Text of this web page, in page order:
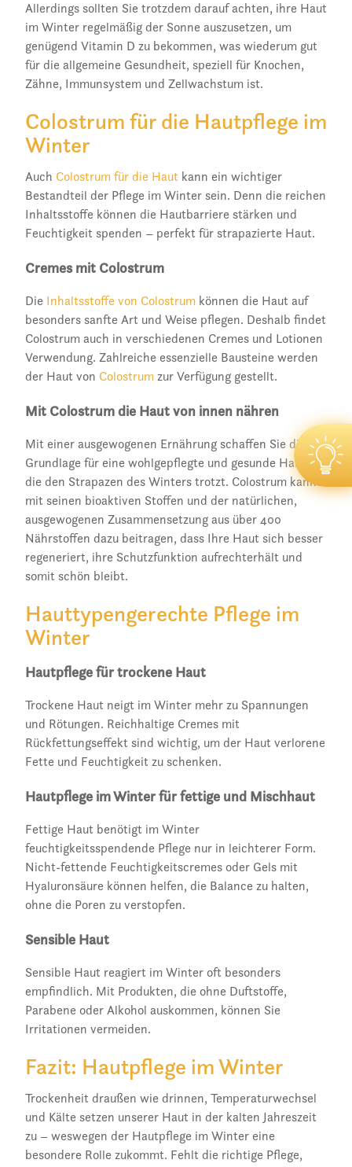
Allerdings sollten Sie trotzdem darauf achten, ihre Haut
im Winter regelmäßig der Sonne auszusetzen, um
genügend Vitamin D zu bekommen, was wiederum gut
für die allgemeine Gesundheit, speziell für Knochen,
Zähne, Immunsystem und Zellwachstum ist.
Colostrum für die Hautpflege im
Winter
Auch Colostrum für die Hautkann ein wichtiger
Bestandteil der Pflege im Winter sein. Denn die reichen
Inhaltsstoffe können die Hautbarriere stärken und
Feuchtigkeit spenden – perfekt für strapazierte Haut.
Cremes mit Colostrum
Die Inhaltsstoffe von Colostrumkönnen die Haut auf
besonders sanfte Art und Weise pflegen. Deshalb findet
Colostrum auch in verschiedenen Cremes und Lotionen
Verwendung. Zahlreiche essenzielle Bausteine werden
der Haut von Colostrumzur Verfügung gestellt.
Mit Colostrum die Haut von innen nähren
Mit einer ausgewogenen Ernährung schaffen Sie die
Grundlage für eine wohlgepflegte und gesunde Haut,
die den Strapazen des Winters trotzt. Colostrum kann
mit seinen bioaktiven Stoffen und der natürlichen,
ausgewogenen Zusammensetzung aus über 400
Nährstoffen dazu beitragen, dass Ihre Haut sich besser
regeneriert, ihre Schutzfunktion aufrechterhält und
somit schön bleibt.
Hauttypengerechte Pflege im
Winter
Hautpflege für trockene Haut
Trockene Haut neigt im Winter mehr zu Spannungen
und Rötungen. Reichhaltige Cremes mit
Rückfettungseffekt sind wichtig, um der Haut verlorene
Fette und Feuchtigkeit zu schenken.
Hautpflege im Winter für fettige und Mischhaut
Fettige Haut benötigt im Winter
feuchtigkeitsspendende Pflege nur in leichterer Form.
Nicht-fettende Feuchtigkeitscremes oder Gels mit
Hyaluronsäure können helfen, die Balance zu halten,
ohne die Poren zu verstopfen.
Sensible Haut
Sensible Haut reagiert im Winter oft besonders
empfindlich. Mit Produkten, die ohne Duftstoffe,
Parabene oder Alkohol auskommen, können Sie
Irritationen vermeiden.
Fazit: Hautpflege im Winter
Trockenheit draußen wie drinnen, Temperaturwechsel
und Kälte setzen unserer Haut in der kalten Jahreszeit
zu – weswegen der Hautpflege im Winter eine
besondere Rolle zukommt. Fehlt die richtige Pflege,